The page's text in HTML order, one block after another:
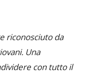
riconosciuto da
Una
con tutto il